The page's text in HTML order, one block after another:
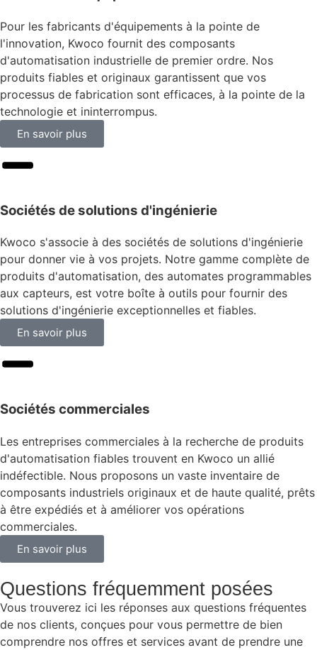
Pour les fabricants d'équipements à la pointe de
l'innovation, Kwoco fournit des composants
d'automatisation industrielle de premier ordre. Nos
produits fiables et originaux garantissent que vos
processus de fabrication sont efficaces, à la pointe de la
technologie et ininterrompus.
En savoir plus
Sociétés de solutions d'ingénierie
Kwoco s'associe à des sociétés de solutions d'ingénierie
pour donner vie à vos projets. Notre gamme complète de
produits d'automatisation, des automates programmables
aux capteurs, est votre boîte à outils pour fournir des
solutions d'ingénierie exceptionnelles et fiables.
En savoir plus
Sociétés commerciales
Les entreprises commerciales à la recherche de produits
d'automatisation fiables trouvent en Kwoco un allié
indéfectible. Nous proposons un vaste inventaire de
composants industriels originaux et de haute qualité, prêts
à être expédiés et à améliorer vos opérations
commerciales.
En savoir plus
Questions fréquemment posées
Vous trouverez ici les réponses aux questions fréquentes
de nos clients, conçues pour vous permettre de bien
comprendre nos offres et services avant de prendre une